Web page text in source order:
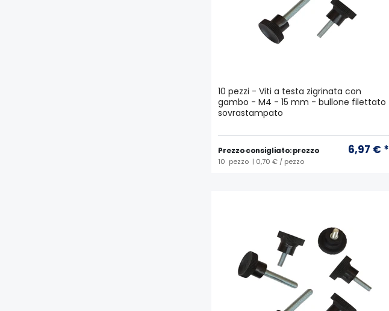
10 pezzi - Viti a testa zigrinata con
gambo - M4 - 15 mm - bullone filettato
sovrastampato
Prezzo consigliato: prezzo 6,97 € *
10 pezzo | 0,70 € / pezzo